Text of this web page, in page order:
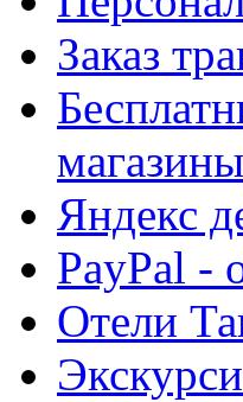
Заказ
магазины
Яндекс
PayPal -
Отели